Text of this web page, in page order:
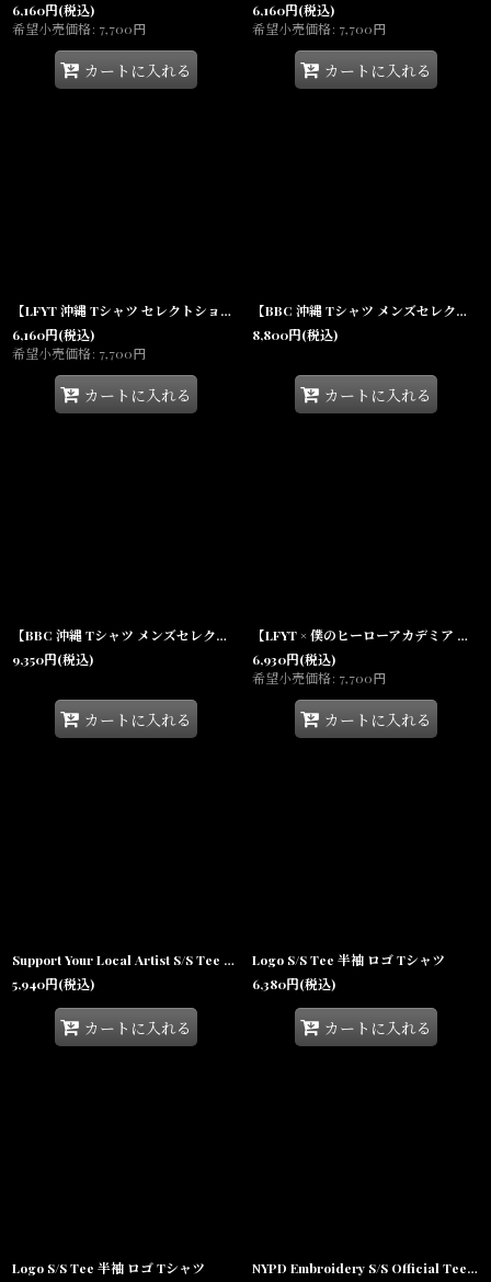
6,160円(税込)
希望小売価格: 7,700円
カートに入れる
6,160円(税込)
希望小売価格: 7,700円
カートに入れる
【LFYT 沖縄 Tシャツ セレクトショップ 通販】Dead Presidents Logo S/S Tee BRN デッドプレジデント ロゴ 半袖 シャツ
6,160円(税込)
希望小売価格: 7,700円
カートに入れる
【BBC 沖縄 Tシャツ メンズセレクトショップ】Billionaire Boys Club Astro S/S Tee アストロノーツ ロゴ 半袖
8,800円(税込)
カートに入れる
【BBC 沖縄 Tシャツ メンズセレクトショップ】Billionaire Boys Club Droid S/S Tee アンドロイド ロゴ 半袖
9,350円(税込)
カートに入れる
【LFYT × 僕のヒーローアカデミア 沖縄 Tシャツ セレクトショップ 通販】 Lafayette Logo S/S Tee 緑谷出久 半袖 シャツ メンズ
6,930円(税込)
希望小売価格: 7,700円
カートに入れる
Support Your Local Artist S/S Tee 半袖 Tシャツ
5,940円(税込)
カートに入れる
Logo S/S Tee 半袖 ロゴ Tシャツ
6,380円(税込)
カートに入れる
Logo S/S Tee 半袖 ロゴ Tシャツ
NYPD Embroidery S/S Official Tee オフィシャル ニューヨーク 市警察 半袖 Tシャツ Navy